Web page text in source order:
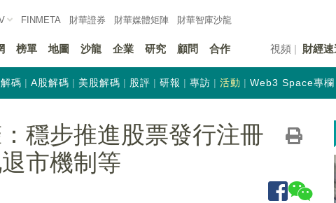
FINMETA 財華證券 財華媒體矩陣 財華智庫沙龍
榜單 地圖 沙龍 企業 研究 顧問 合作 視頻 財經速
碼 A股解碼 美股解碼 股評 研報 專訪 活動 Web3 Space專欄
穩步推進股票發行注冊
市機制等